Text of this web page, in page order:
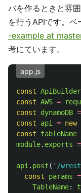
バを作るときと雰
を行うAPIです。ベ
-example at
考にています。
app.js
const ApiBuilder
const AWS =
const
dynamoDB =
const
api = new
const
tableName
module. exports =
api . post ( ' /
const
params =
TableName: